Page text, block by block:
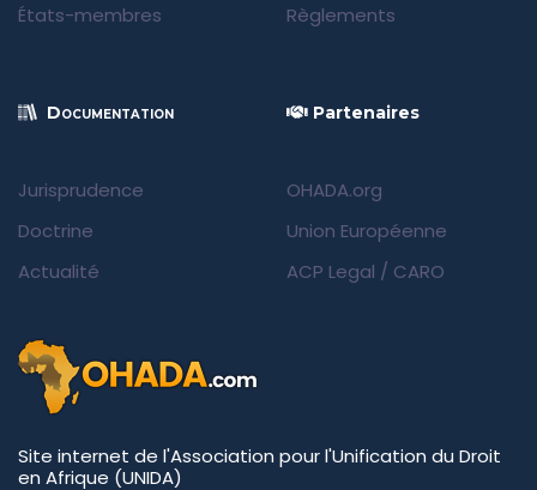
États-membres
Règlements
Documentation
Jurisprudence
Doctrine
Actualité
Partenaires
OHADA.org
Union Européenne
ACP Legal / CARO
Site internet de l'Association pour l'Unification du Droit
en Afrique (UNIDA)